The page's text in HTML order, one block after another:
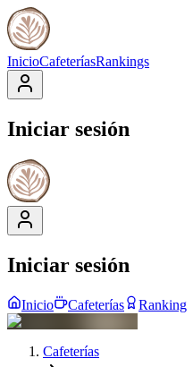
InicioCafeteríasRankings
Iniciar sesión
Iniciar sesión
Inicio Cafeterías Ranking
Cafeterías